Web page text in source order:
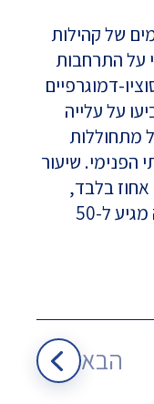
של קהילות
על התרחבות
דמוגרפיים
2006, 2015) הצביעו על עלייה
מתחוללות
הפנימי. שיעור
הנישואין המעורבים במכסיקו הוא 10 אחוז בלבד,
בעוד שבברזיל ובארגנטינה שיעור זה מגיע ל-50
הבא